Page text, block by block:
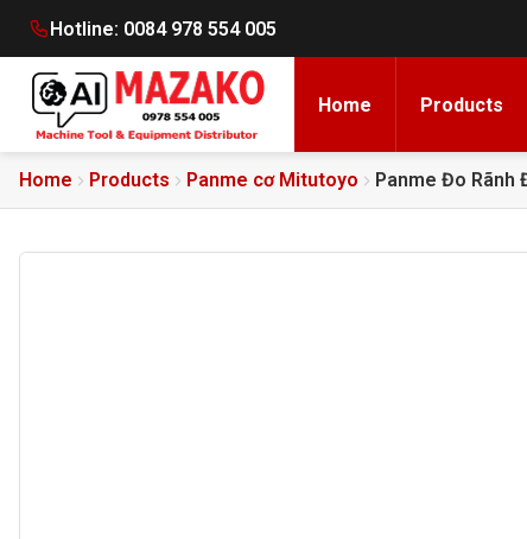
Hotline: 0084 978 554 005
Home Products
Home Products Panme cơ Mitutoyo Panme Đo Rãnh